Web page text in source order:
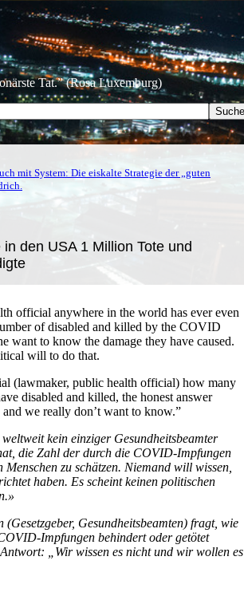
Tat.” (Rosa Luxemburg)
mit System: Die eiskalte Strategie der „guten
den USA 1 Million Tote und
official anywhere in the world has ever even
of disabled and killed by the COVID
want to know the damage they have caused.
will to do that.
(lawmaker, public health official) how many
disabled and killed, the honest answer
we really don’t want to know.”
kein einziger Gesundheitsbeamter
die Zahl der durch die COVID-Impfungen
Menschen zu schätzen. Niemand will wissen,
haben. Es scheint keinen politischen
(Gesetzgeber, Gesundheitsbeamten) fragt, wie
Impfungen behindert oder getötet
„Wir wissen es nicht und wir wollen es